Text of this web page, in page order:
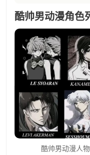
酷帅男动漫角色
酷帅男动漫人